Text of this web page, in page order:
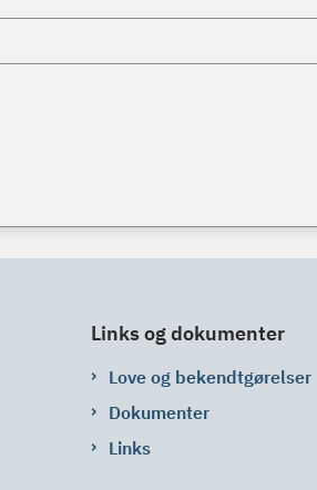
Links og dokumenter
Love og bekendtgørelser
Dokumenter
Links